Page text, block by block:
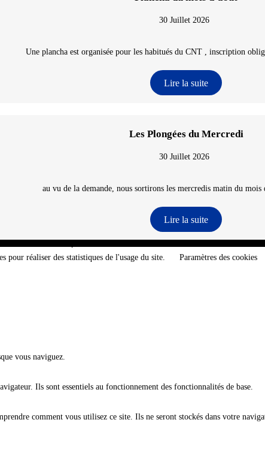
30 Juillet 2026
Une plancha est organisée pour les habitués du CNT , inscription
Lire la suite
Les Plongées du Mercredi
30 Juillet 2026
au vu de la demande, nous sortirons les mercredis matin du mois
Lire la suite
pour réaliser des statistiques de l'usage du site. Paramètres des cookies
vous naviguez.
Ils sont essentiels au fonctionnement des fonctionnalités de base.
comment vous utilisez ce site. Ils ne seront stockés dans votre